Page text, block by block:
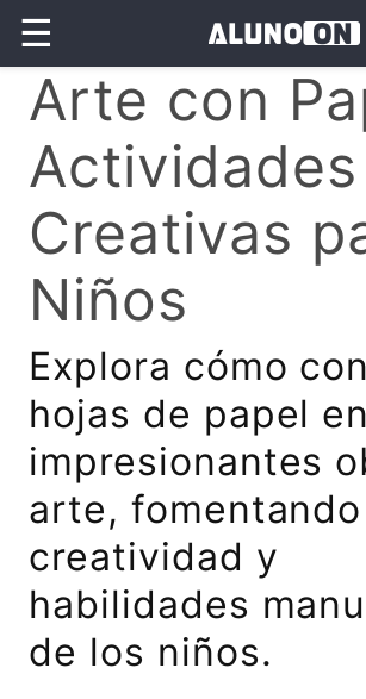
☰
Arte con
Actividades
Creativas
Niños
Explora cómo
hojas de papel en
impresionantes
arte,
creatividad y
habilidades
de los niños.